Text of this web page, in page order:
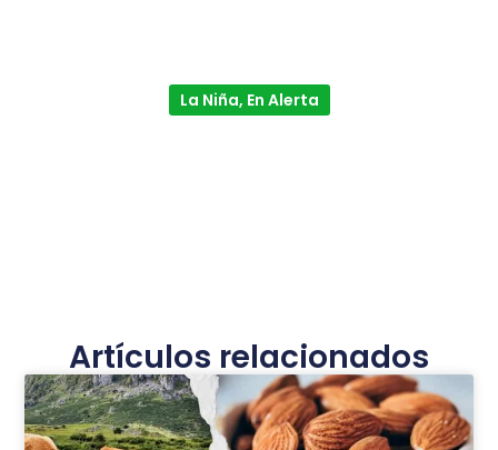
La Niña, En Alerta
Artículos relacionados